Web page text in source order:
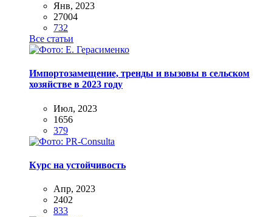
Янв, 2023
27004
732
Все статьи
Импортозамещение, тренды и вызовы в сельском
хозяйстве в 2023 году
Июл, 2023
1656
379
Курс на устойчивость
Апр, 2023
2402
833